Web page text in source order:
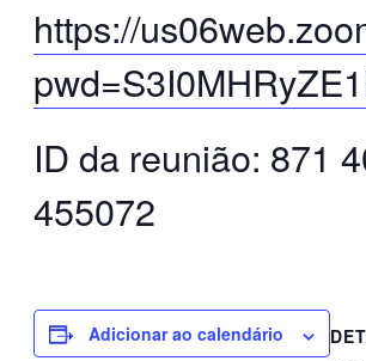
https://
ID da reunião: 871
455072
Adicionar ao calendário